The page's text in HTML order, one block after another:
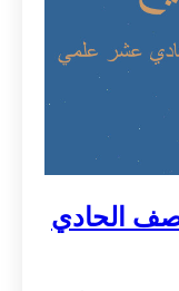
الحادي